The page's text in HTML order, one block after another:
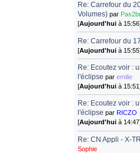
Re: Carrefour du
Volumes) par
[Aujourd'hui à
Re: Carrefour du
[Aujourd'hui à
Re: Ecoutez voir :
l'éclipse paremilie
[Aujourd'hui à
Re: Ecoutez voir :
l'éclipse par RICZO
[Aujourd'hui à
Re: CN Appli - X-
Sophie